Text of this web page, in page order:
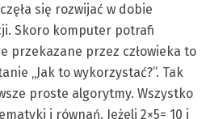
się rozwijać w dobie
Skoro komputer potrafi
przekazane przez człowieka to
„Jak to wykorzystać?”. Tak
proste algorytmy. Wszystko
i równań. Jeżeli 2×5= 10 i